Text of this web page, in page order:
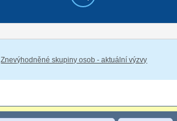
Znevýhodněné skupiny osob - aktuální výzvy